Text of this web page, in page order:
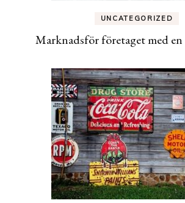
UNCATEGORIZED
Marknadsför företaget med